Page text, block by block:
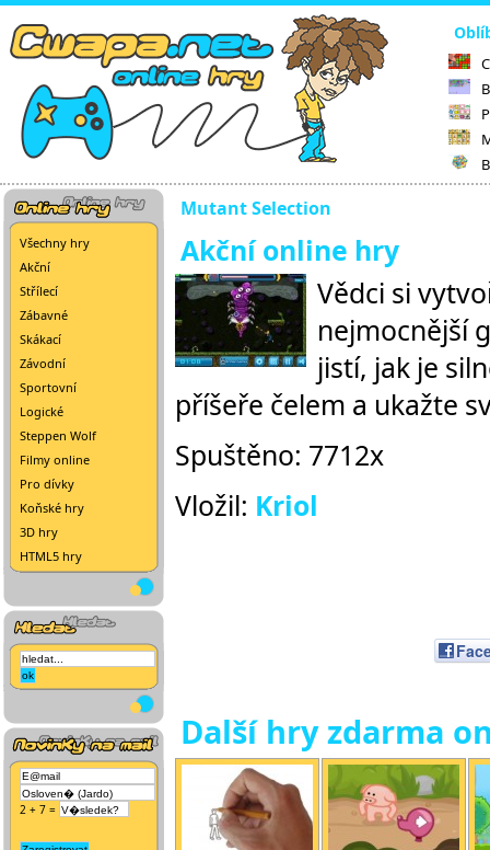
Všechny hry
Akční
Střílecí
Zábavné
Skákací
Závodní
Sportovní
Logické
Steppen Wolf
Filmy online
Pro dívky
Koňské hry
3D hry
HTML5 hry
2 + 7 =
Mutant Selection
Akční online hry
Vědci si
nejmocnější
jistí, jak je
příšeře čelem a ukažte
Spuštěno: 7712x
Vložil: Kriol
Další hry zdarma